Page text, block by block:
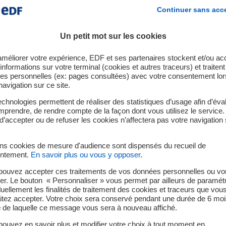
de préserver la capacité d'élimination des déchets
leur volume et, si possible, en recyclant les matériaux
a développé une gamme de services faisant appel à
trois installations de traitement des déchets en
spécifiques et des voies d'acheminement secondaires
offrant la meilleure solution technique,
et d'applications numériques, pour concevoir des
déchets et des protocoles innovants sur et hors site.
Gros composants hors d'usage
comme les générateurs de vapeur
Déchets
Liquides et
Continuer sans
Un petit mot sur les cookies
votre expérience, EDF et ses partenaires stockent et/ou
sur votre terminal (cookies et autres traceurs) et
personnelles (ex: pages consultées) avec votre consentement
sur ce site.
permettent de réaliser des statistiques d’usage afin
de rendre compte de la façon dont vous utilisez le service.
ou de refuser les cookies n’affectera pas votre navigation
cookies de mesure d'audience sont dispensés du recueil de
En savoir plus ou vous y opposer.
accepter ces traitements de vos données personnelles ou
Le bouton « Personnaliser » vous permet par ailleurs de
les finalités de traitement des cookies et traceurs que vous
accepter. Votre choix sera conservé pendant une durée de 6
de laquelle ce message vous sera à nouveau affiché.
en savoir plus et modifier votre choix à tout moment en